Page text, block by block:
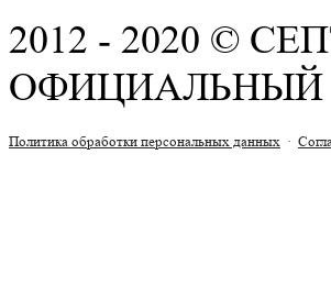
2012 - 2020 ©
ОФИЦИАЛЬНЫЙ
Политика обработки персональных данных ·